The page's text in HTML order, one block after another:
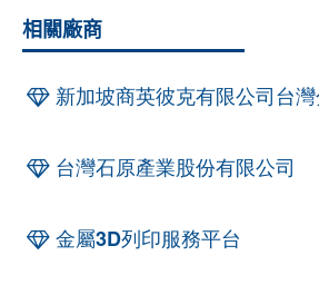
相關廠商
新加坡商英彼克有限公司台
台灣石原產業股份有限公司
金屬3D列印服務平台